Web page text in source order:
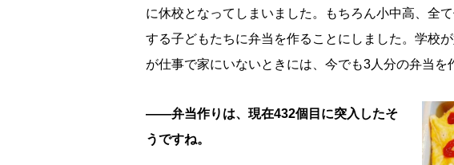
に休校となってしまいました。もちろん小中高、全
する子どもたちに弁当を作ることにしました。学校
が仕事で家にいないときには、今でも3人分の弁当を
――弁当作りは、現在432個目に突入したそ
うですね。